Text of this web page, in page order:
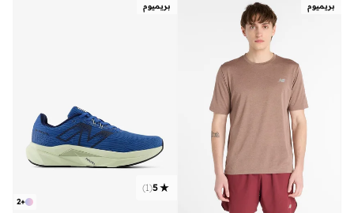
بريميوم بريميوم
+
2
5
(
1
)